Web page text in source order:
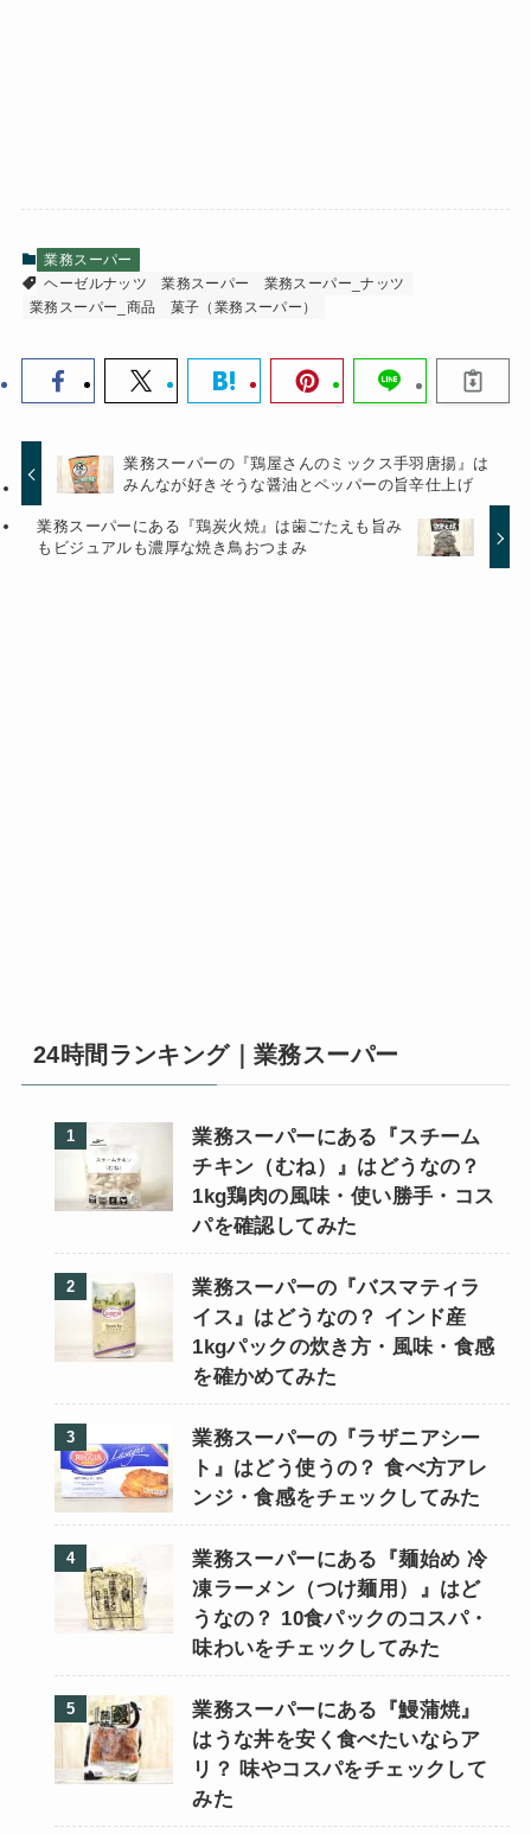
業務スーパー
ヘーゼルナッツ
業務スーパー
業務スーパー_ナッツ
業務スーパー_商品
菓子（業務スーパー）
業務スーパーの『鶏屋さんのミックス手羽唐揚』は
みんなが好きそうな醤油とペッパーの旨辛仕上げ
業務スーパーにある『鶏炭火焼』は歯ごたえも旨み
もビジュアルも濃厚な焼き鳥おつまみ
24時間ランキング｜業務スーパー
業務スーパーにある『スチーム
チキン（むね）』はどうなの？
1kg鶏肉の風味・使い勝手・コス
パを確認してみた
業務スーパーの『バスマティラ
イス』はどうなの？ インド産
1kgパックの炊き方・風味・食感
を確かめてみた
業務スーパーの『ラザニアシー
ト』はどう使うの？ 食べ方アレ
ンジ・食感をチェックしてみた
業務スーパーにある『麺始め 冷
凍ラーメン（つけ麺用）』はど
うなの？ 10食パックのコスパ・
味わいをチェックしてみた
業務スーパーにある『鰻蒲焼』
はうな丼を安く食べたいならア
リ？ 味やコスパをチェックして
みた